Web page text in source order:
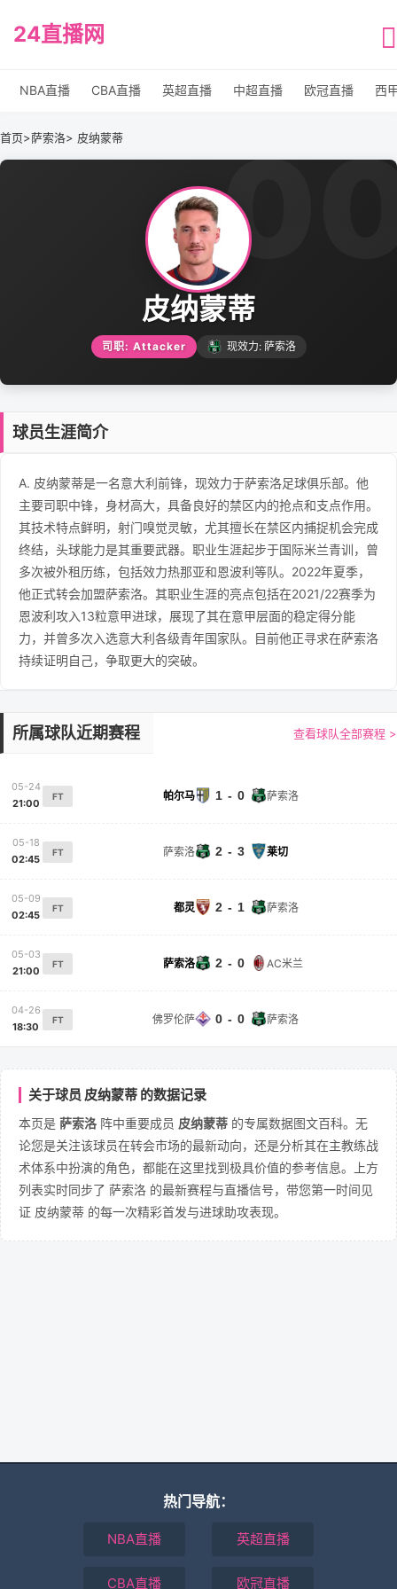
24直播网
NBA直播 CBA直播 英超直播 中超直播 欧冠直播 西
首页>萨索洛> 皮纳蒙蒂
皮纳蒙蒂
司职: Attacker 现效力: 萨索洛
球员生涯简介
A. 皮纳蒙蒂是一名意大利前锋，现效力于萨索洛足球俱乐部。他
主要司职中锋，身材高大，具备良好的禁区内的抢点和支点作用。
其技术特点鲜明，射门嗅觉灵敏，尤其擅长在禁区内捕捉机会完成
终结，头球能力是其重要武器。职业生涯起步于国际米兰青训，曾
多次被外租历练，包括效力热那亚和恩波利等队。2022年夏季，
他正式转会加盟萨索洛。其职业生涯的亮点包括在2021/22赛季为
恩波利攻入13粒意甲进球，展现了其在意甲层面的稳定得分能
力，并曾多次入选意大利各级青年国家队。目前他正寻求在萨索洛
持续证明自己，争取更大的突破。
所属球队近期赛程 查看球队全部赛程 >
05-24
21:00
FT 帕尔马 1 - 0 萨索洛
05-18
02:45
FT 萨索洛 2 - 3 莱切
05-09
02:45
FT 都灵 2 - 1 萨索洛
05-03
21:00
FT 萨索洛 2 - 0 AC米兰
04-26
18:30
FT 佛罗伦萨 0 - 0 萨索洛
关于球员 皮纳蒙蒂 的数据记录
本页是 萨索洛 阵中重要成员 皮纳蒙蒂 的专属数据图文百科。无
论您是关注该球员在转会市场的最新动向，还是分析其在主教练战
术体系中扮演的角色，都能在这里找到极具价值的参考信息。上方
列表实时同步了 萨索洛 的最新赛程与直播信号，带您第一时间见
证 皮纳蒙蒂 的每一次精彩首发与进球助攻表现。
热门导航：
NBA直播 英超直播
CBA直播 欧冠直播